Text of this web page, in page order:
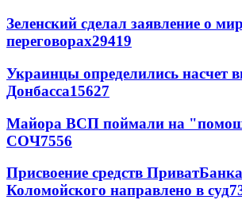
Зеленский сделал заявление о
переговорах29419
Украинцы определились насчет
Донбасса15627
Майора ВСП поймали на
СОЧ7556
Присвоение средств
Коломойского направлено в суд